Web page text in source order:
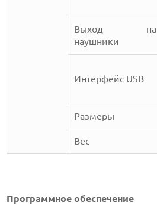
Выход на
наушники
Интерфейс USB
Размеры
Вес
Программное обеспечение